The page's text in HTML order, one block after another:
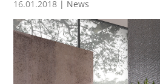
16.01.2018 | News